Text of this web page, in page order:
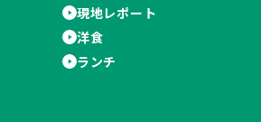
現地レポート
洋食
ランチ